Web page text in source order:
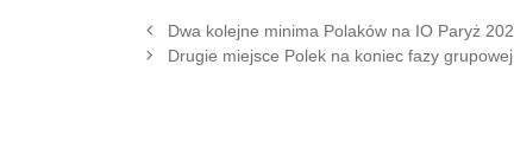
Dwa kolejne minima Polaków na IO Paryż
Drugie miejsce Polek na koniec fazy